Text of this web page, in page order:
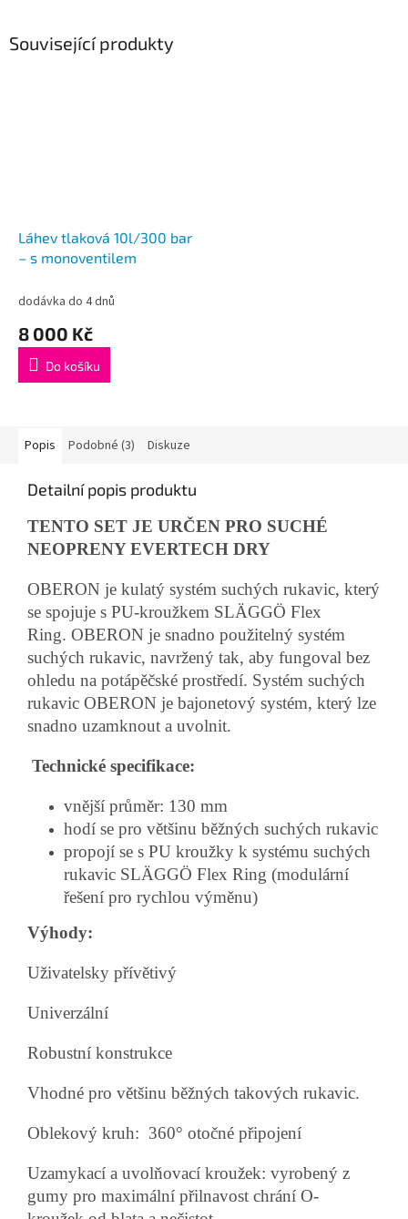
Související produkty
Láhev tlaková 10l/300 bar
– s monoventilem
dodávka do 4 dnů
8 000 Kč
Do košíku
Popis Podobné (3) Diskuze
Detailní popis produktu
TENTO SET JE URČEN PRO SUCHÉ
NEOPRENY EVERTECH DRY
OBERON je kulatý systém suchých rukavic, který
se spojuje s PU-kroužkem SLÄGGÖ Flex
Ring. OBERON je snadno použitelný systém
suchých rukavic, navržený tak, aby fungoval bez
ohledu na potápěčské prostředí. Systém suchých
rukavic OBERON je bajonetový systém, který lze
snadno uzamknout a uvolnit.
Technické specifikace:
vnější průměr: 130 mm
hodí se pro většinu běžných suchých rukavic
propojí se s PU kroužky k systému suchých
rukavic SLÄGGÖ Flex Ring (modulární
řešení pro rychlou výměnu)
Výhody:
Uživatelsky přívětivý
Univerzální
Robustní konstrukce
Vhodné pro většinu běžných takových rukavic.
Oblekový kruh: 360° otočné připojení
Uzamykací a uvolňovací kroužek: vyrobený z
gumy pro maximální přilnavost chrání O-